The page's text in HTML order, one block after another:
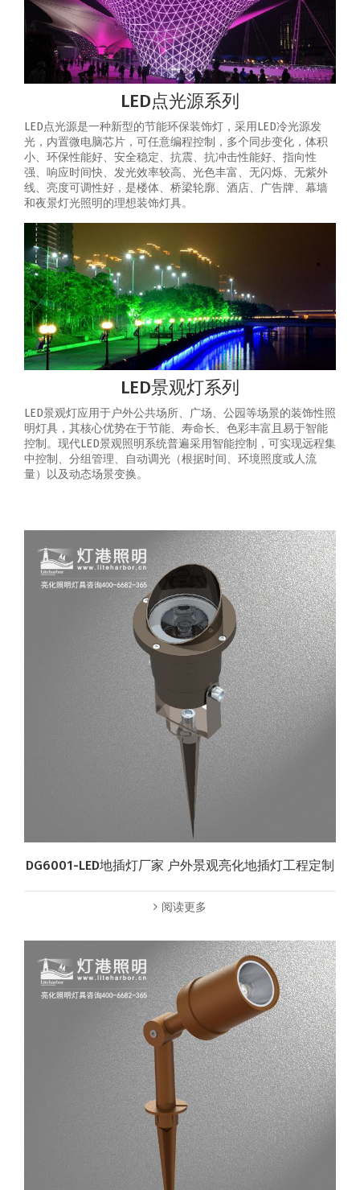
LED点光源系列
LED点光源是一种新型的节能环保装饰灯，采用LED冷光源发
光，内置微电脑芯片，可任意编程控制，多个同步变化，体积
小、环保性能好、安全稳定、抗震、抗冲击性能好、指向性
强、响应时间快、发光效率较高、光色丰富、无闪烁、无紫外
线、亮度可调性好，是楼体、桥梁轮廓、酒店、广告牌、幕墙
和夜景灯光照明的理想装饰灯具。
LED景观灯系列
LED景观灯应用于户外公共场所、广场、公园等场景的装饰性照
明灯具，其核心优势在于节能、寿命长、色彩丰富且易于智能
控制‌。‌现代LED景观照明系统普遍采用智能控制，可实现‌远程集
中控制、分组管理、自动调光（根据时间、环境照度或人流
量）以及动态场景变换‌。
DG6001-LED地插灯厂家 户外景观亮化地插灯工程定制
阅读更多